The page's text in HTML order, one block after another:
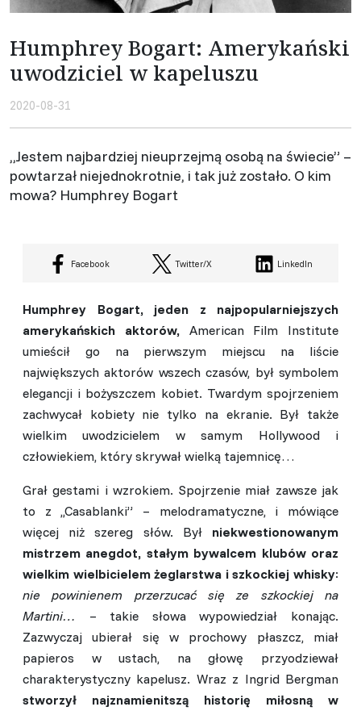
Humphrey Bogart: Amerykański
uwodziciel w kapeluszu
2020-08-31
,,Jestem najbardziej nieuprzejmą osobą na świecie” –
powtarzał niejednokrotnie, i tak już zostało. O kim
mowa? Humphrey Bogart
Facebook Twitter/X LinkedIn
Humphrey Bogart, jeden z najpopularniejszych
amerykańskich aktorów,American Film Institute
umieścił go na pierwszym miejscu na liście
największych aktorów wszech czasów, był symbolem
elegancji i bożyszczem kobiet. Twardym spojrzeniem
zachwycał kobiety nie tylko na ekranie. Był także
wielkim uwodzicielem w samym Hollywood i
człowiekiem, który skrywał wielką tajemnicę…
Grał gestami i wzrokiem. Spojrzenie miał zawsze jak
to z ,,Casablanki” – melodramatyczne, i mówiące
więcej niż szereg słów. Był niekwestionowanym
mistrzem anegdot, stałym bywalcem klubów oraz
wielkim wielbicielem żeglarstwa i szkockiej whisky:
nie powinienem przerzucać się ze szkockiej na
Martini… – takie słowa wypowiedział konając.
Zazwyczaj ubierał się w prochowy płaszcz, miał
papieros w ustach, na głowę przyodziewał
charakterystyczny kapelusz. Wraz z Ingrid Bergman
stworzył najznamienitszą historię miłosną w